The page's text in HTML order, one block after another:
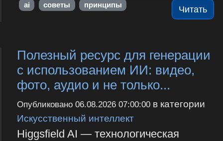
Читать
ai советы принципы
Полезный ресурс для генерации
с использованием ИИ: видео,
фото, аудио и не только...
Опубликовано 06.08.2026 07:00:00в категории
Искусственный интеллект
Higgsfield AI — технологическая